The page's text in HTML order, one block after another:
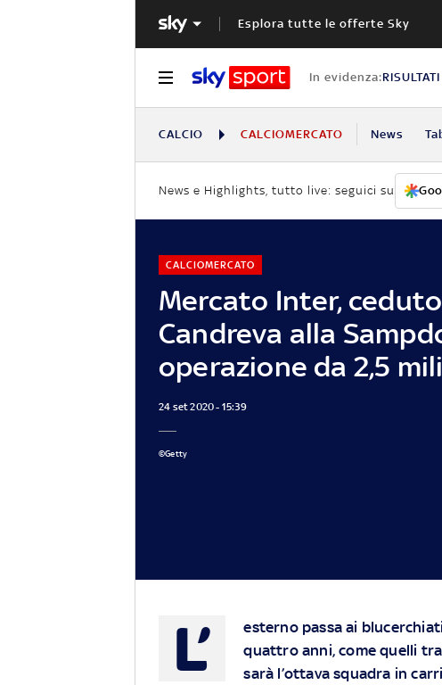
Esplora tutte le offerte Sky
In evidenza:
CALCIO CALCIOMERCATO News
News e Highlights, tutto live: seguici su
Mercato Inter, ceduto
Candreva alla
operazione da 2,5
CALCIOMERCATO
24 set 2020 - 15:39
©Getty
L’
esterno passa ai
quattro anni, come quelli
sarà l’ottava squadra in